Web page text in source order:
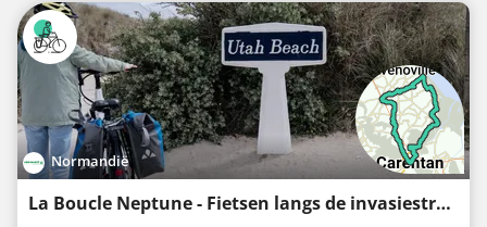
Normandië
La Boucle Neptune - Fietsen langs de invasiestranden